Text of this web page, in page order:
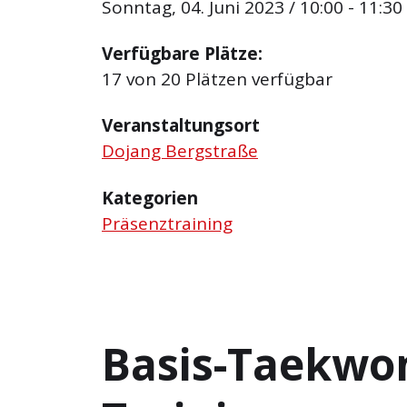
Sonntag, 04. Juni 2023 / 10:00 - 11:30
Verfügbare Plätze:
17 von 20 Plätzen verfügbar
Veranstaltungsort
Dojang Bergstraße
Kategorien
Präsenztraining
Basis-